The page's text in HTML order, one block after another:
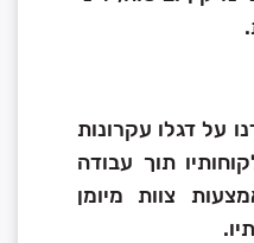
על דגלו עקרונות
תוך עבודה
צוות מיומן